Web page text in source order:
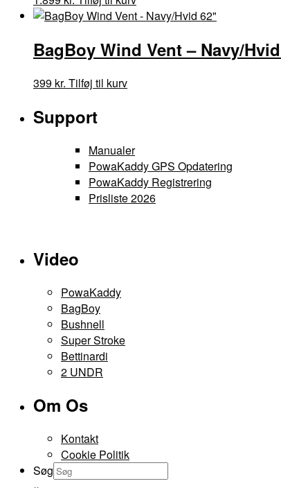
BagBoy Wind Vent – Navy/
399 kr. Tilføj til kurv
Support
Manualer
PowaKaddy GPS Opdatering
PowaKaddy Registrering
Prisliste 2026
Video
PowaKaddy
BagBoy
Bushnell
Super Stroke
Bettinardi
2 UNDR
Om Os
Kontakt
Cookie Politik
Søg